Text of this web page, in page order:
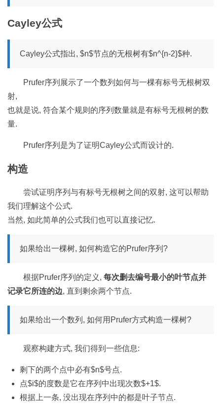
Cayley公式
Cayley公式指出, $n$节点的无根树有$n^{n-2}$种.
Prufer序列展示了一个数列如何与一棵有标号无根树双
射,
也就是说, 符合某个规则的序列数量就是有标号无根树的数
量.
Prufer序列是为了证明Cayley公式而设计的.
构造
尝试证明序列与有标号无根树之间的双射, 这可以帮助
我们理解这个公式.
当然, 如此简单的公式我们也可以直接记忆.
如果给出一棵树, 如何构造它的Prufer序列?
根据Prufer序列的定义, 每次删去编号最小的叶节点并
记录它所连的边, 直到剩余两个节点.
如果给出一个数列, 如何用Prufer方式构造一棵树?
观察构建方式, 我们得到一些信息:
剩下的两个点中必有$n$号点.
点$i$的度数是它在序列中出现次数$+1$.
根据上一条, 没出现在序列中的都是叶子节点.